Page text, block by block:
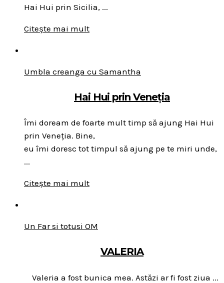
Hai Hui prin Sicilia, ...
Citește mai mult
Umbla creanga cu Samantha
Hai Hui prin Veneția
Îmi doream de foarte mult timp să ajung Hai Hui
prin Veneția. Bine,
eu îmi doresc tot timpul să ajung pe te miri unde,
...
Citește mai mult
Un Far si totusi OM
VALERIA
Valeria a fost bunica mea. Astăzi ar fi fost ziua ...